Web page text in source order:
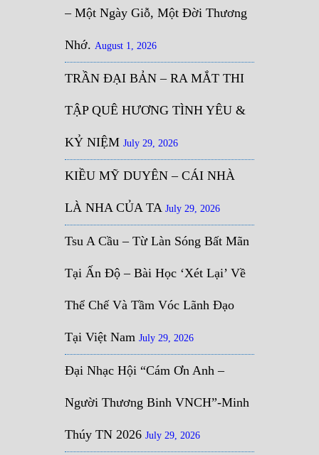
– Một Ngày Giỗ, Một Đời Thương
Nhớ. August 1, 2026
TRẦN ĐẠI BẢN – RA MẮT THI
TẬP QUÊ HƯƠNG TÌNH YÊU &
KỶ NIỆM July 29, 2026
KIỀU MỸ DUYÊN – CÁI NHÀ
LÀ NHA CỦA TA July 29, 2026
Tsu A Cầu – Từ Làn Sóng Bất Mãn
Tại Ấn Độ – Bài Học ‘Xét Lại’ Về
Thể Chế Và Tầm Vóc Lãnh Đạo
Tại Việt Nam July 29, 2026
Đại Nhạc Hội “Cám Ơn Anh –
Người Thương Binh VNCH”-Minh
Thúy TN 2026 July 29, 2026